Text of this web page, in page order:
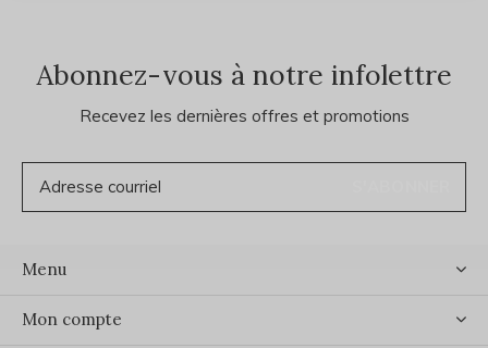
Abonnez-vous à notre infolettre
Recevez les dernières offres et promotions
Menu
Mon compte